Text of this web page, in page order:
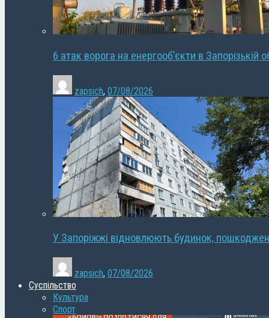
6 атак ворога на енергооб’єкти в Запорізькій
zapsich, 07/08/2026
У Запоріжжі відновлюють будинок,
zapsich, 07/08/2026
Суспільство
Культура
Спорт